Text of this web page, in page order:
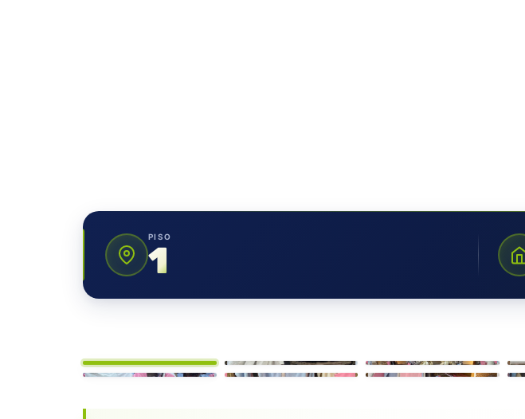
PISO
1